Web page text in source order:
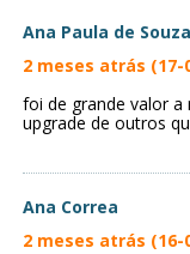
Ana Paula de
2 meses atrás (17-
foi de grande valor a
upgrade de outros
Ana Correa
2 meses atrás (16-